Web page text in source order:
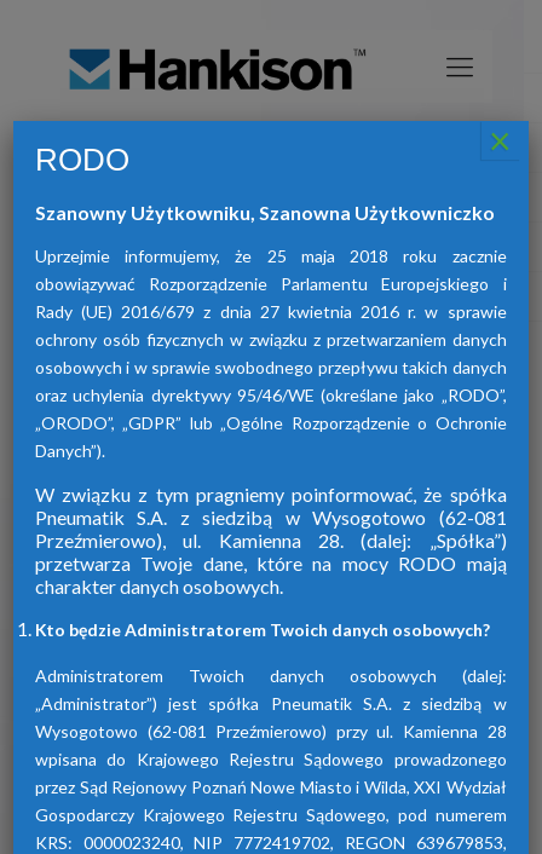
HANKISON
Firma Pneumatik pojawiła się na rynku
sprężonego powietrza, dostarczając
urządzeń.
Dowiedz się więcej
RODO
Szanowny Użytkowniku, Szanowna Użytkowniczko
Uprzejmie informujemy, że 25 maja 2018 roku zacznie
obowiązywać Rozporządzenie Parlamentu Europejskiego i
Rady (UE) 2016/679 z dnia 27 kwietnia 2016 r. w sprawie
ochrony osób fizycznych w związku z przetwarzaniem danych
osobowych i w sprawie swobodnego przepływu takich danych
oraz uchylenia dyrektywy 95/46/WE (określane jako „RODO”,
„ORODO”, „GDPR” lub „Ogólne Rozporządzenie o Ochronie
Danych”).
W związku z tym pragniemy poinformować, że spółka
Pneumatik S.A. z siedzibą w Wysogotowo (62-081
Przeźmierowo), ul. Kamienna 28. (dalej: „Spółka”)
przetwarza Twoje dane, które na mocy RODO mają
charakter danych osobowych.
Kto będzie Administratorem Twoich danych osobowych?
Administratorem Twoich danych osobowych (dalej:
„Administrator”) jest spółka Pneumatik S.A. z siedzibą w
Wysogotowo (62-081 Przeźmierowo) przy ul. Kamienna 28
wpisana do Krajowego Rejestru Sądowego prowadzonego
przez Sąd Rejonowy Poznań Nowe Miasto i Wilda, XXI Wydział
Gospodarczy Krajowego Rejestru Sądowego, pod numerem
KRS: 0000023240, NIP 7772419702, REGON 639679853,
×